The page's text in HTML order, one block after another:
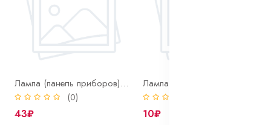
Лампа (панель приборов) 12-2,0 BX8,4d (green)
(0)
43₽ 10₽